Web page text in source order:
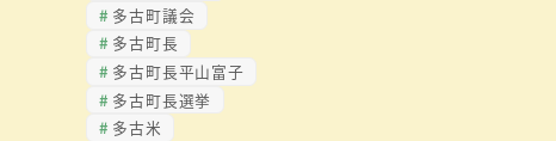
多古町議会
多古町長
多古町長平山富子
多古町長選挙
多古米